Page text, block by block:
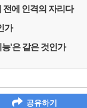
전에 인격의 자리다
가
'은 같은 것인가
공유하기